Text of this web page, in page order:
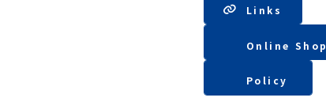
Lin ks
Online Shop
Policy